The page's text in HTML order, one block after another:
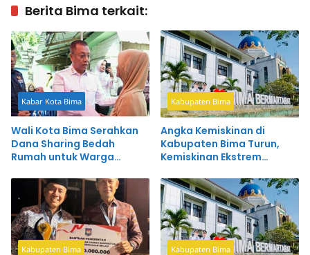
Berita Bima terkait:
Kabar Kota Bima
Wali Kota Bima Serahkan
Dana Sharing Bedah
Rumah untuk Warga
Kabupaten Bima
Angka Kemiskinan di
Kabupaten Bima Turun,
Kemiskinan Ekstrem
Kabupaten Bima Kabupaten Bima